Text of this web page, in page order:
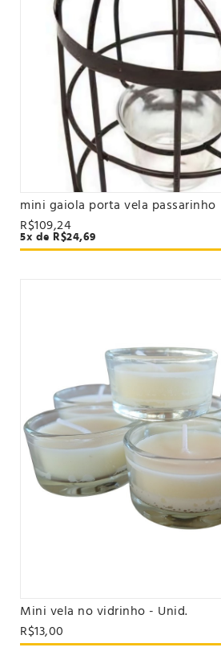
VER PRODUTO
mini gaiola porta vela passarinho
R$109,24
5x de R$24,69
VER PRODUTO
Mini vela no vidrinho - Unid.
R$13,00